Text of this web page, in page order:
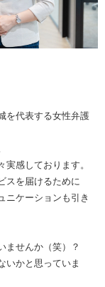
を代表する女性弁護
感しております。
スを届けるために
ニケーションも引き
ませんか（笑）？
いかと思っていま